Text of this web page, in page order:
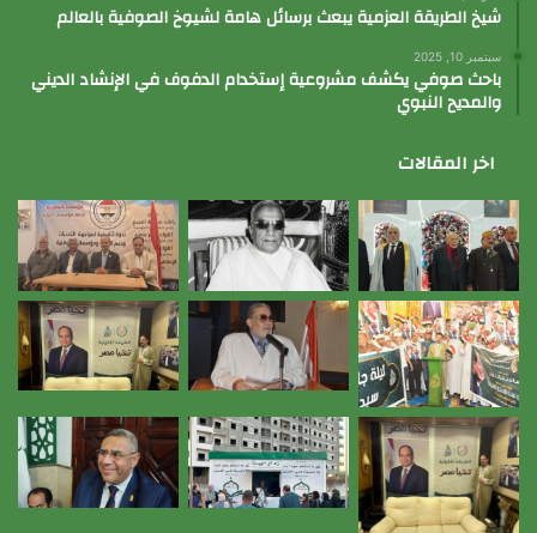
شيخ الطريقة العزمية يبعث برسائل هامة لشيوخ الصوفية بالعالم
سبتمبر 10, 2025
باحث صوفي يكشف مشروعية إستخدام الدفوف في الإنشاد الديني
والمديح النبوي
اخر المقالات